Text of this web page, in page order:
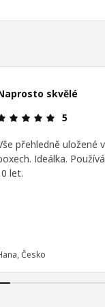
hvězdičky/hvězdiček
skvělé
5
přehledně uložené
Ideálka.
let.
Česko